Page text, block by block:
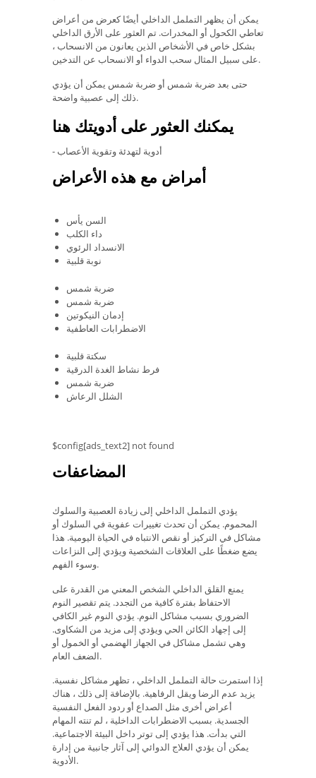
يمكن أن يظهر التململ الداخلي أيضًا كعرض من أعراض
تعاطي الكحول أو المخدرات. تم العثور على الأرق الداخلي
بشكل خاص في الأشخاص الذين يعانون من الانسحاب ،
على سبيل المثال سحب الدواء أو الانسحاب عن التدخين.
حتى بعد ضربة شمس أو ضربة شمس يمكن أن يؤدي
ذلك إلى عصبية واضحة.
يمكنك العثور على أدويتك هنا
- أدوية لتهدئة وتقوية الأعصاب
أمراض مع هذه الأعراض
السن يأس
داء الكلب
الانسداد الرئوي
نوبة قلبية
ضربة شمس
ضربة شمس
إدمان النيكوتين
الاضطرابات العاطفية
سكتة قلبية
فرط نشاط الغدة الدرقية
ضربة شمس
الشلل الرعاش
$config[ads_text2] not found
المضاعفات
يؤدي التململ الداخلي إلى زيادة العصبية والسلوك
المحموم. يمكن أن تحدث تغييرات عفوية في السلوك أو
مشاكل في التركيز أو نقص الانتباه في الحياة اليومية. هذا
يضع ضغطًا على العلاقات الشخصية ويؤدي إلى النزاعات
وسوء الفهم.
يمنع القلق الداخلي الشخص المعني من القدرة على
الاحتفاظ بفترة كافية من التجدد. يتم تقصير النوم
الضروري بسبب مشاكل النوم. يؤدي النوم غير الكافي
إلى إجهاد الكائن الحي ويؤدي إلى مزيد من الشكاوى.
وهي تشمل مشاكل في الجهاز الهضمي أو الخمول أو
الضعف العام.
إذا استمرت حالة التململ الداخلي ، تظهر مشاكل نفسية.
يزيد عدم الرضا ويقل الرفاهية. بالإضافة إلى ذلك ، هناك
أعراض أخرى مثل الصداع أو ردود الفعل النفسية
الجسدية. بسبب الاضطرابات الداخلية ، لم تنته المهام
التي بدأت. هذا يؤدي إلى توتر داخل البيئة الاجتماعية.
يمكن أن يؤدي العلاج الدوائي إلى آثار جانبية من إدارة
الأدوية.